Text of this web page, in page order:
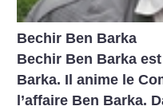
Bechir Ben Barka
Bechir Ben Barka
Barka. Il anime le
l’affaire Ben Barka.